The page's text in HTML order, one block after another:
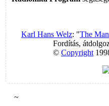
Karl Hans Welz: "The
Fordítás,
© Copyright
~